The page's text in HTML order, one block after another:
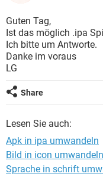
WHATSAPP
FACEBOOK
WINDOWS 10
WHATSAPP
FACEBOOK
SPIELE
ANDROID
WINDOWS 10
FACEBOOK
Guten Tag,
Ist das möglich .ipa
Ich bitte um Antworte.
Danke im voraus
LG
Share
Lesen Sie auch:
Apk in ipa umwandeln
Bild in icon umwandeln
Sprache in schrift